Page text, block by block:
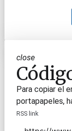
close
Para copiar el
portapapeles,
RSS link